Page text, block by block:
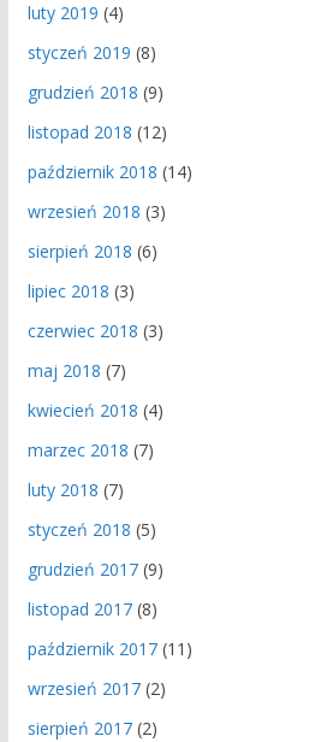
luty 2019 (4)
styczeń 2019 (8)
grudzień 2018 (9)
listopad 2018 (12)
październik 2018 (14)
wrzesień 2018 (3)
sierpień 2018 (6)
lipiec 2018 (3)
czerwiec 2018 (3)
maj 2018 (7)
kwiecień 2018 (4)
marzec 2018 (7)
luty 2018 (7)
styczeń 2018 (5)
grudzień 2017(9)
listopad 2017(8)
październik 2017(11)
wrzesień 2017(2)
sierpień 2017(2)